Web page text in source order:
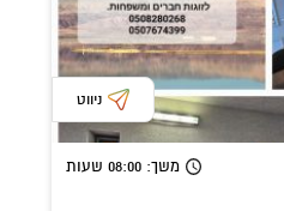
ניווט
משך: 08:00 שעות